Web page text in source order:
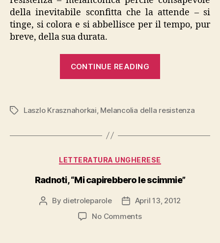
della inevitabile sconfitta che la attende – si
tinge, si colora e si abbellisce per il tempo, pur
breve, della sua durata.
CONTINUE READING
resistenza””
TagsLaszlo Krasznahorkai Melancolia della resistenza
Categories
LETTERATURA UNGHERESE
Radnoti, “Mi capirebbero le scimmie”
Post
By dietroleparole
Post
date
April 13, 2012
No Commentson